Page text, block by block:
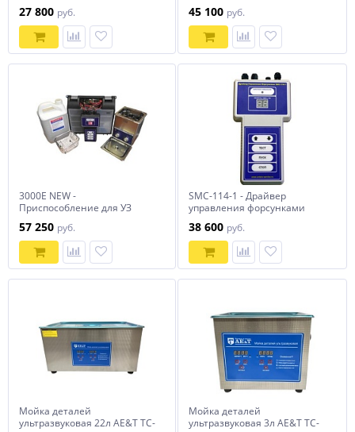
27 800 руб.
двигателей
45 100 руб.
3000E NEW -
Приспособление для УЗ
57 250 руб.
SMC-114-1 - Драйвер
управления форсунками
38 600 руб.
Мойка деталей
ультразвуковая 22л AE&T TC-
Мойка деталей
ультразвуковая 3л AE&T TC-